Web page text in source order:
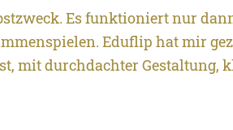
Es funktioniert nur
Eduflip hat mir
mit durchdachter Gestaltung,